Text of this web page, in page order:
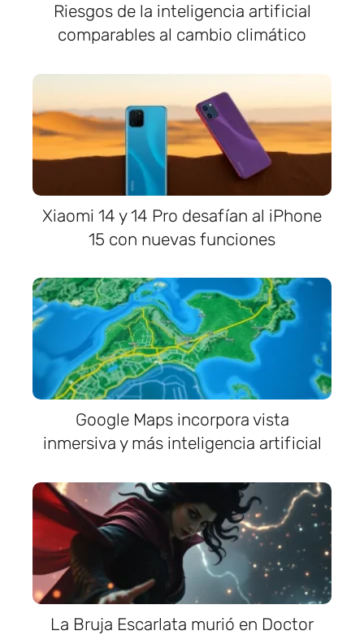
Riesgos de la inteligencia artificial
comparables al cambio climático
Xiaomi 14 y 14 Pro desafían al iPhone
15 con nuevas funciones
Google Maps incorpora vista
inmersiva y más inteligencia artificial
La Bruja Escarlata murió en Doctor